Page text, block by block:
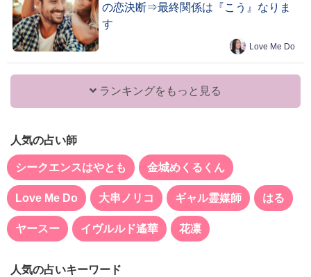
の恋決断⇒最終関係は『こう』なりま
す
Love Me Do
ランキングをもっと見る
人気の占い師
シークエンスはやとも 金城めくるくん
Love Me Do 大串ノリコ ギャル霊媒師 はる
ヤースー イヴルルド遙華 花凛
人気の占いキーワード